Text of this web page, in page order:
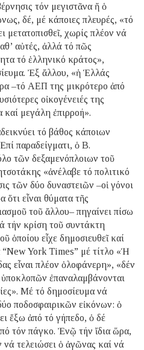
τόν μεγιστᾶνα ἤ ὁ
δέ, μέ κάποιες πλευρές, «τό
μετατοπισθεῖ, χωρίς πλέον νά
αὐτές, ἀλλά τό πῶς
τό ἑλληνικό κράτος»,
Ἐξ ἄλλου, «ἡ Ἑλλάς
–τό ΑΕΠ της μικρότερο ἀπό
οἰκογένειές της
καί μεγάλη ἐπιρροή».
τό βάθος κάποιων
παραδείγματι, ὁ Β.
τῶν δεξαμενόπλοιων τοῦ
«ἀνέλαβε τό πολιτικό
τῶν δύο δυναστειῶν –οἱ γόνοι
ὅτι εἶναι θύματα τῆς
τοῦ ἄλλου– πηγαίνει πίσω
τήν κρίση τοῦ συντάκτη
ὁποίου εἶχε δημοσιευθεῖ καί
“New York Times” μέ τίτλο «Ἡ
εἶναι πλέον ὁλοφάνερη», «δέν
ὑποκλοπῶν ἐπαναλαμβάνονται
Μέ τό δημοσίευμα νά
ποδοσφαιρικῶν εἰκόνων: ὁ
ἔξω ἀπό τό γήπεδο, ὁ δέ
τόν πάγκο. Ἐνῷ τήν ἴδια ὥρα,
νά τελειώσει ὁ ἀγῶνας καί νά